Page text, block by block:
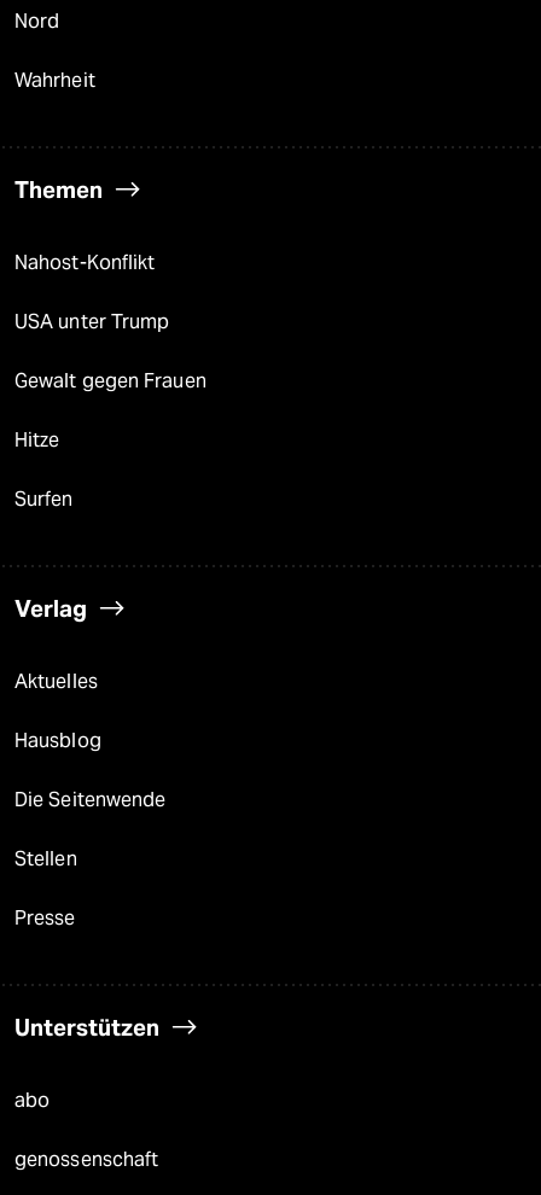
Nord
Wahrheit
Themen
Nahost-Konflikt
USA unter Trump
Gewalt gegen Frauen
Hitze
Surfen
Verlag
Aktuelles
Hausblog
Die Seitenwende
Stellen
Presse
Unterstützen
abo
genossenschaft